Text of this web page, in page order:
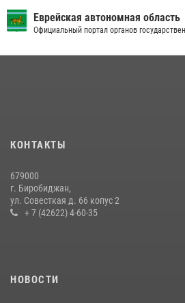
Еврейская автономная область
Официальный портал органов
КОНТАКТЫ
679000
г. Биробиджан,
ул. Совесткая д. 66 копус 2
+ 7 (42622) 4-60-35
НОВОСТИ